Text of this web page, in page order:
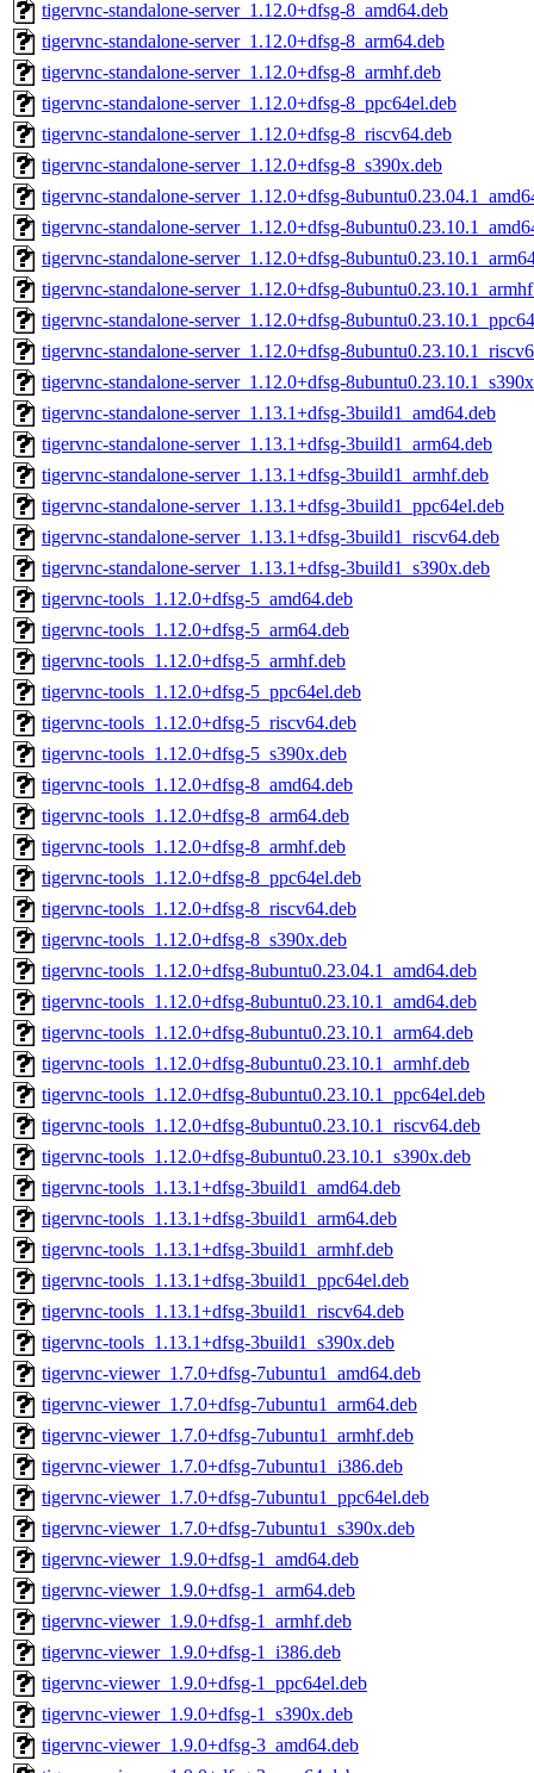
tigervnc-standalone-server_1.12.0+dfsg-8_amd64.deb
tigervnc-standalone-server_1.12.0+dfsg-8_arm64.deb
tigervnc-standalone-server_1.12.0+dfsg-8_armhf.deb
tigervnc-standalone-server_1.12.0+dfsg-8_ppc64el.deb
tigervnc-standalone-server_1.12.0+dfsg-8_riscv64.deb
tigervnc-standalone-server_1.12.0+dfsg-8_s390x.deb
tigervnc-standalone-server_1.12.0+dfsg-
tigervnc-standalone-server_1.12.0+dfsg-
tigervnc-standalone-server_1.12.0+dfsg-
tigervnc-standalone-server_1.12.0+dfsg-
tigervnc-standalone-server_1.12.0+dfsg-
tigervnc-standalone-server_1.12.0+dfsg-
tigervnc-standalone-server_1.12.0+dfsg-
tigervnc-standalone-server_1.13.1+dfsg-3build1_amd64.deb
tigervnc-standalone-server_1.13.1+dfsg-3build1_arm64.deb
tigervnc-standalone-server_1.13.1+dfsg-3build1_armhf.deb
tigervnc-standalone-server_1.13.1+dfsg-3build1_ppc64el.deb
tigervnc-standalone-server_1.13.1+dfsg-3build1_riscv64.deb
tigervnc-standalone-server_1.13.1+dfsg-3build1_s390x.deb
tigervnc-tools_1.12.0+dfsg-5_amd64.deb
tigervnc-tools_1.12.0+dfsg-5_arm64.deb
tigervnc-tools_1.12.0+dfsg-5_armhf.deb
tigervnc-tools_1.12.0+dfsg-5_ppc64el.deb
tigervnc-tools_1.12.0+dfsg-5_riscv64.deb
tigervnc-tools_1.12.0+dfsg-5_s390x.deb
tigervnc-tools_1.12.0+dfsg-8_amd64.deb
tigervnc-tools_1.12.0+dfsg-8_arm64.deb
tigervnc-tools_1.12.0+dfsg-8_armhf.deb
tigervnc-tools_1.12.0+dfsg-8_ppc64el.deb
tigervnc-tools_1.12.0+dfsg-8_riscv64.deb
tigervnc-tools_1.12.0+dfsg-8_s390x.deb
tigervnc-tools_1.12.0+dfsg-8ubuntu0.23.04.1_amd64.deb
tigervnc-tools_1.12.0+dfsg-8ubuntu0.23.10.1_amd64.deb
tigervnc-tools_1.12.0+dfsg-8ubuntu0.23.10.1_arm64.deb
tigervnc-tools_1.12.0+dfsg-8ubuntu0.23.10.1_armhf.deb
tigervnc-tools_1.12.0+dfsg-8ubuntu0.23.10.1_ppc64el.deb
tigervnc-tools_1.12.0+dfsg-8ubuntu0.23.10.1_riscv64.deb
tigervnc-tools_1.12.0+dfsg-8ubuntu0.23.10.1_s390x.deb
tigervnc-tools_1.13.1+dfsg-3build1_amd64.deb
tigervnc-tools_1.13.1+dfsg-3build1_arm64.deb
tigervnc-tools_1.13.1+dfsg-3build1_armhf.deb
tigervnc-tools_1.13.1+dfsg-3build1_ppc64el.deb
tigervnc-tools_1.13.1+dfsg-3build1_riscv64.deb
tigervnc-tools_1.13.1+dfsg-3build1_s390x.deb
tigervnc-viewer_1.7.0+dfsg-7ubuntu1_amd64.deb
tigervnc-viewer_1.7.0+dfsg-7ubuntu1_arm64.deb
tigervnc-viewer_1.7.0+dfsg-7ubuntu1_armhf.deb
tigervnc-viewer_1.7.0+dfsg-7ubuntu1_i386.deb
tigervnc-viewer_1.7.0+dfsg-7ubuntu1_ppc64el.deb
tigervnc-viewer_1.7.0+dfsg-7ubuntu1_s390x.deb
tigervnc-viewer_1.9.0+dfsg-1_amd64.deb
tigervnc-viewer_1.9.0+dfsg-1_arm64.deb
tigervnc-viewer_1.9.0+dfsg-1_armhf.deb
tigervnc-viewer_1.9.0+dfsg-1_i386.deb
tigervnc-viewer_1.9.0+dfsg-1_ppc64el.deb
tigervnc-viewer_1.9.0+dfsg-1_s390x.deb
tigervnc-viewer_1.9.0+dfsg-3_amd64.deb